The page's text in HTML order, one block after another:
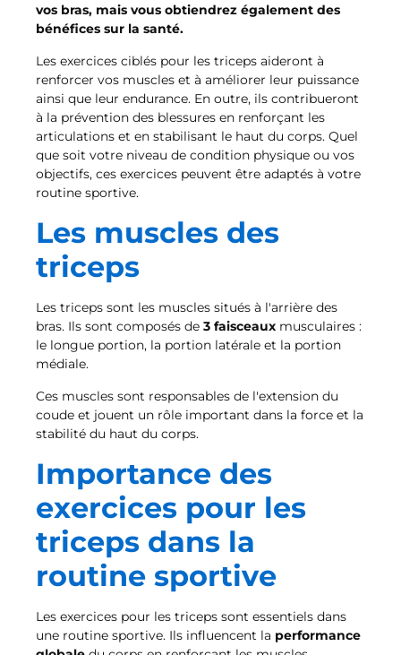
vos bras, mais vous obtiendrez également des
bénéfices sur la santé.
Les exercices ciblés pour les triceps aideront à
renforcer vos muscles et à améliorer leur puissance
ainsi que leur endurance. En outre, ils contribueront
à la prévention des blessures en renforçant les
articulations et en stabilisant le haut du corps. Quel
que soit votre niveau de condition physique ou vos
objectifs, ces exercices peuvent être adaptés à votre
routine sportive.
Les muscles des
triceps
Les triceps sont les muscles situés à l'arrière des
bras. Ils sont composés de 3 faisceaux musculaires :
le longue portion, la portion latérale et la portion
médiale.
Ces muscles sont responsables de l'extension du
coude et jouent un rôle important dans la force et la
stabilité du haut du corps.
Importance des
exercices pour les
triceps dans la
routine sportive
Les exercices pour les triceps sont essentiels dans
une routine sportive. Ils influencent la performance